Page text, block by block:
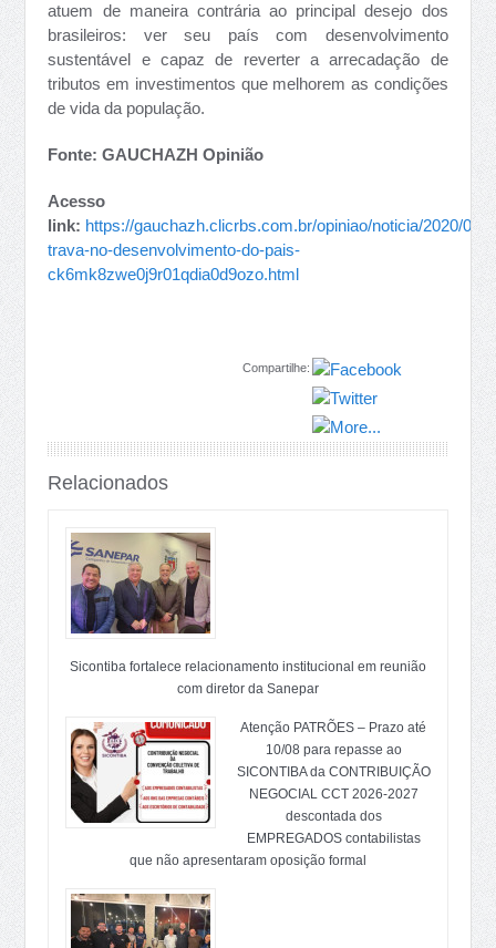
atuem de maneira contrária ao principal desejo dos
brasileiros: ver seu país com desenvolvimento
sustentável e capaz de reverter a arrecadação de
tributos em investimentos que melhorem as condições
de vida da população.
Fonte: GAUCHAZH Opinião
Acesso
link: https://gauchazh.clicrbs.com.br/opiniao/noticia/2020/02/
trava-no-desenvolvimento-do-pais-
ck6mk8zwe0j9r01qdia0d9ozo.html
Compartilhe:
Relacionados
Sicontiba fortalece relacionamento institucional em reunião
com diretor da Sanepar
Atenção PATRÕES – Prazo até
10/08 para repasse ao
SICONTIBA da CONTRIBUIÇÃO
NEGOCIAL CCT 2026-2027
descontada dos
EMPREGADOS contabilistas
que não apresentaram oposição formal